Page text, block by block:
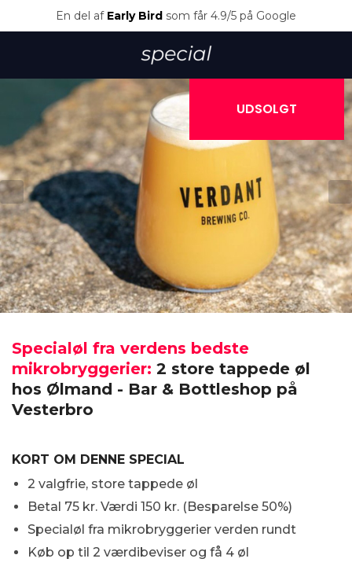
En del afEarly Birdsom får 4.9/5 på Google
UDSOLGT
Specialøl fra verdens bedste
mikrobryggerier: 2 store tappede øl
hos Ølmand - Bar & Bottleshop på
Vesterbro
KORT OM DENNE SPECIAL
2 valgfrie, store tappede øl
Betal 75 kr. Værdi 150 kr. (Besparelse 50%)
Specialøl fra mikrobryggerier verden rundt
Køb op til 2 værdibeviser og få 4 øl